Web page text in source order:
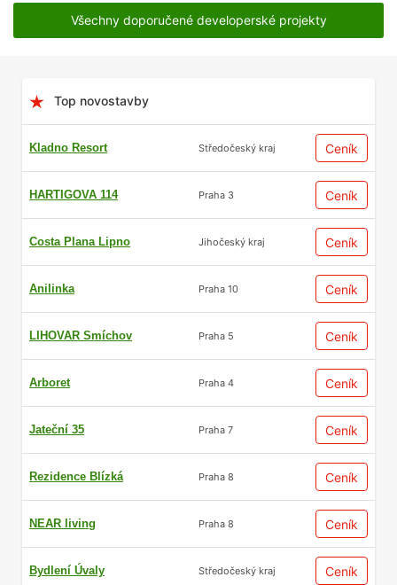
Všechny doporučené developerské projekty
Top novostavby
Kladno Resort Středočeský kraj Ceník
HARTIGOVA 114 Praha 3 Ceník
Costa Plana Lipno Jihočeský kraj Ceník
Anilinka Praha 10 Ceník
LIHOVAR Smíchov Praha 5 Ceník
Arboret Praha 4 Ceník
Jateční 35 Praha 7 Ceník
Rezidence Blízká Praha 8 Ceník
NEAR living Praha 8 Ceník
Bydlení Úvaly Středočeský kraj Ceník